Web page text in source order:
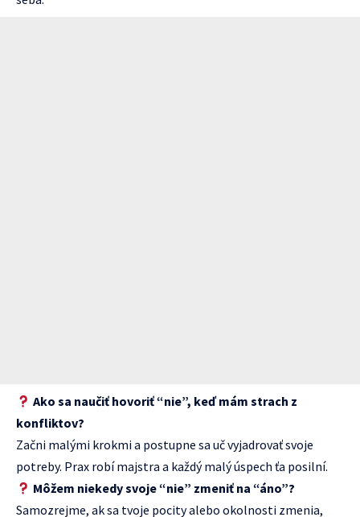
Ako sa naučiť hovoriť “nie”, keď mám strach z
konfliktov?
Začni malými krokmi a postupne sa uč vyjadrovať svoje
potreby. Prax robí majstra a každý malý úspech ťa posilní.
Môžem niekedy svoje “nie” zmeniť na “áno”?
Samozrejme, ak sa tvoje pocity alebo okolnosti zmenia,